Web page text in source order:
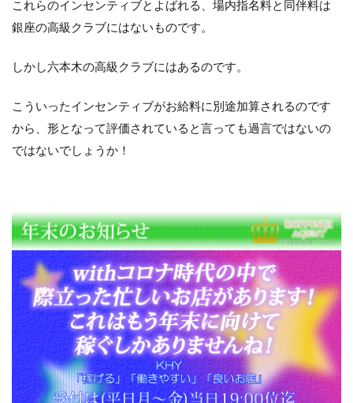
これらのインセンティブとよばれる、場内指名料と同伴料は
銀座の高級クラブにはないものです。
しかし六本木の高級クラブにはあるのです。
こういったインセンティブがお給料に別途加算されるのです
から、形となって評価されていると言っても過言ではないの
ではないでしょうか！